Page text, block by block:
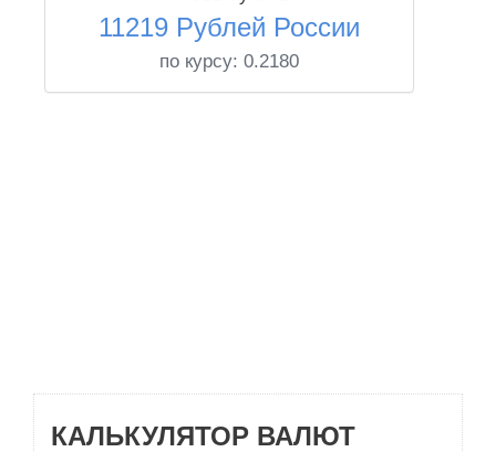
11219 Рублей России
по курсу: 0.2180
КАЛЬКУЛЯТОР ВАЛЮТ